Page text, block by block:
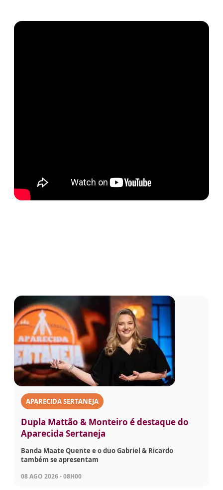
APARECIDA SERTANEJA
Dupla Mattão & Monteiro é destaque do
Aparecida Sertaneja
Banda Maate Quente e o duo Gabriel & Ricardo
também se apresentam
08 AGO 2026 - 08H00